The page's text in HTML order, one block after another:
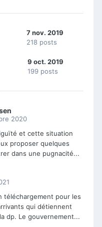
7 nov. 2019
218 posts
9 oct. 2019
199 posts
2020
et cette situation
proposer quelques
dans une pugnacité...
téléchargement pour les
qui détiennent
dp. Le gouvernement...